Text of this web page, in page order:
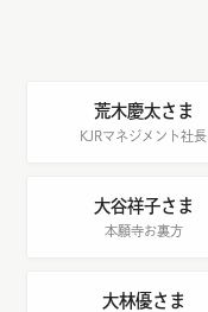
荒木慶太さま
KJRマネジメント社長
大谷祥子さま
本願寺お裏方
大林優さま